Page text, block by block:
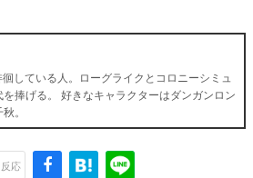
している人。ローグライクとコロニーシミュ
を捧げる。 好きなキャラクターはダンガンロン
。
反応